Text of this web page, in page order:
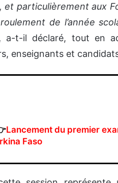
et particulièrement aux
de l’année
a-t-il déclaré, tout en
enseignants et
Lancement du premier
Faso